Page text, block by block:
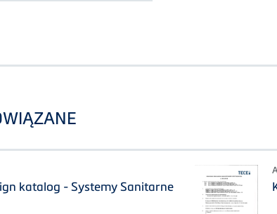
katalog - Systemy Sanitarne